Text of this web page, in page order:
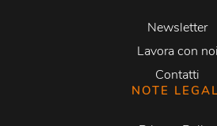
Newsletter
Lavora con noi
Contatti
NOTE